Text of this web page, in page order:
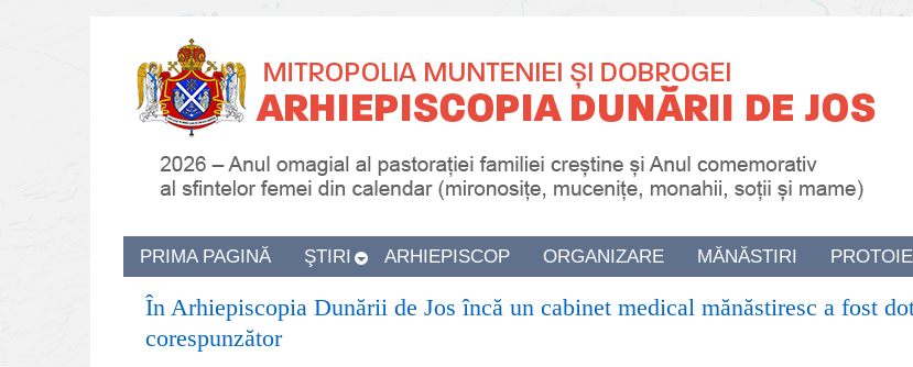
PRIMA PAGINĂ ŞTIRI ARHIEPISCOP ORGANIZARE MĂNĂSTIRI
În Arhiepiscopia Dunării de Jos încă un cabinet medical mănăstiresc a fost
corespunzător